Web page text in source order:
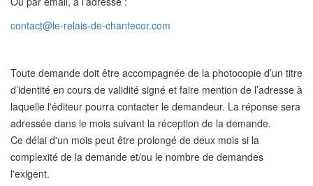
contact@le-relais-de-chantecor.com
Toute demande doit être accompagnée de la photocopie d’un titre
d’identité en cours de validité signé et faire mention de l’adresse à
laquelle l'éditeur pourra contacter le demandeur. La réponse sera
adressée dans le mois suivant la réception de la demande.
Ce délai d'un mois peut être prolongé de deux mois si la
complexité de la demande et/ou le nombre de demandes
l'exigent.